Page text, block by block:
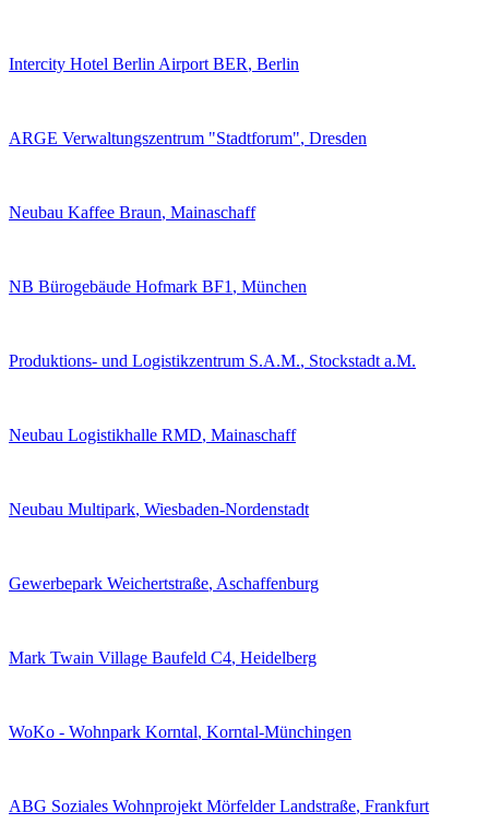
Intercity Hotel Berlin Airport BER, Berlin
ARGE Verwaltungszentrum "Stadtforum", Dresden
Neubau Kaffee Braun, Mainaschaff
NB Bürogebäude Hofmark BF1 , München
Produktions- und Logistikzentrum S.A.M., Stockstadt a.M.
Neubau Logistikhalle RMD, Mainaschaff
Neubau Multipark, Wiesbaden-Nordenstadt
Gewerbepark Weichertstraße, Aschaffenburg
Mark Twain Village Baufeld C4, Heidelberg
WoKo - Wohnpark Korntal, Korntal-Münchingen
ABG Soziales Wohnprojekt Mörfelder Landstraße, Frankfurt